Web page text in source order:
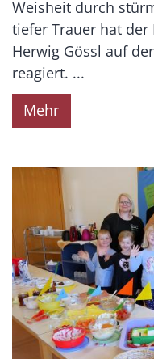
Weisheit durch
tiefer Trauer hat der
Herwig Gössl auf
reagiert. ...
Mehr